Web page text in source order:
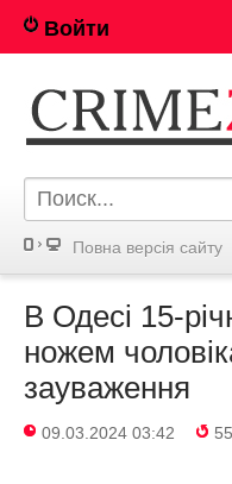
Войти
Повна версія сайту
В Одесі 15-
ножем
зауваження
09.03.2024 03:42